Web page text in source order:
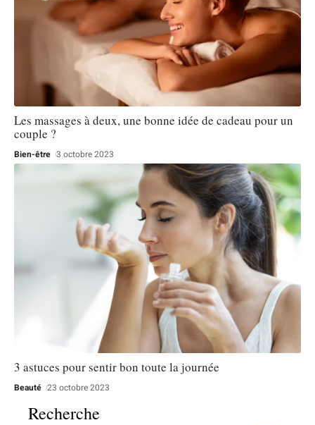
Les massages à deux, une bonne idée de cadeau pour un
couple ?
Bien-être 3 octobre 2023
3 astuces pour sentir bon toute la journée
Beauté 23 octobre 2023
Recherche